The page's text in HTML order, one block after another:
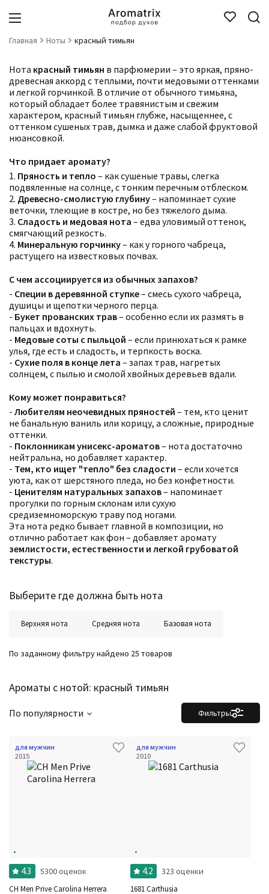
Главная Ноты красный тимьян
Нота красный тимьян в парфюмерии – это яркая, пряно-
древесная аккорд с теплыми, почти медовыми оттенками
и легкой горчинкой. В отличие от обычного тимьяна,
который обладает более травянистым и свежим
характером, красный тимьян глубже, насыщеннее, с
оттенком сушеных трав, дымка и даже слабой фруктовой
нюансовкой.
Что придает аромату?
1. Пряность и тепло – как сушеные травы, слегка
подвяленные на солнце, с тонким перечным отблеском.
2. Древесно-смолистую глубину– напоминает сухие
веточки, тлеющие в костре, но без тяжелого дыма.
3. Сладость и медовая нота – едва уловимый оттенок,
смягчающий резкость.
4. Минеральную горчинку– как у горного чабреца,
растущего на известковых почвах.
С чем ассоциируется из обычных запахов?
- Специи в деревянной ступке– смесь сухого чабреца,
душицы и щепотки черного перца.
- Букет прованских трав– особенно если их размять в
пальцах и вдохнуть.
- Медовые соты с пыльцой – если принюхаться к рамке
улья, где есть и сладость, и терпкость воска.
- Сухие поля в конце лета – запах трав, нагретых
солнцем, с пылью и смолой хвойных деревьев вдали.
Кому может понравиться?
- Любителям неочевидных пряностей – тем, кто ценит
не банальную ваниль или корицу, а сложные, природные
оттенки.
- Поклонникам унисекс-ароматов– нота достаточно
нейтральна, но добавляет характер.
- Тем, кто ищет "тепло" без сладости – если хочется
уюта, как от шерстяного пледа, но без конфетности.
- Ценителям натуральных запахов– напоминает
прогулки по горным склонам или сухую
средиземноморскую траву под ногами.
Эта нота редко бывает главной в композиции, но
отлично работает как фон – добавляет аромату
землистости, естественности и легкой грубоватой
текстуры.
Выберите где должна быть нота
Верхняя нота Средняя нота Базовая нота
Ароматы с нотой: красный тимьян
По заданному фильтру найдено 25 товаров
Фильтры
По популярности
для мужчин
2015
4.3 5300 оценок
CH Men Prive Carolina Herrera
для мужчин
2010
4.2 323 оценки
1681 Carthusia